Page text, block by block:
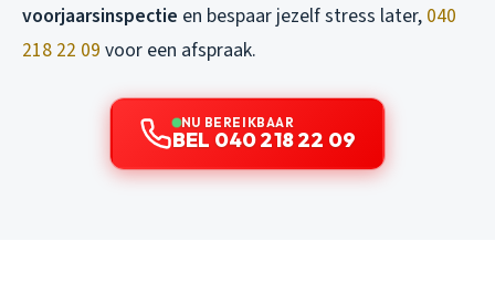
voorjaarsinspectie en bespaar jezelf stress later, 040
218 22 09 voor een afspraak.
NU BEREIKBAAR
BEL 040 218 22 09